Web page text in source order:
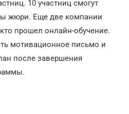
10 участниц смогут
жюри. Еще две компании
прошел онлайн-обучение.
мотивационное письмо и
после завершения